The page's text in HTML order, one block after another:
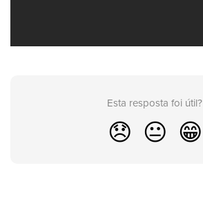
Esta resposta foi útil?
😞 😐 😁